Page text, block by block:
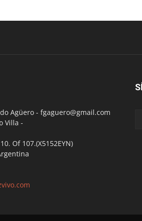
Agüero - fgaguero@gmail.com
Villa -
Of 107.(X5152EYN)